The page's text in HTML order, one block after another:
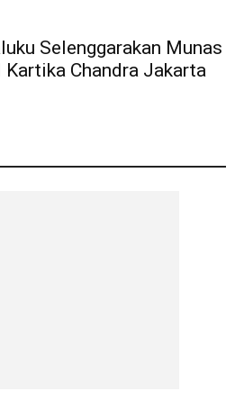
Selenggarakan Munas
Chandra Jakarta